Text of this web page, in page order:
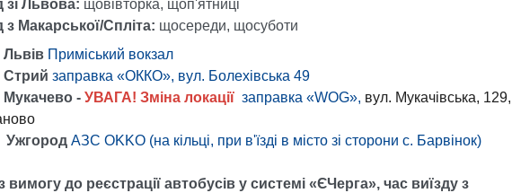
зі Львова: щовівторка, щоп'ятниці
з Макарської/Спліта: щосереди, щосуботи
Львів Приміський вокзал
Стрий заправка «ОККО», вул. Болехівська 49
Мукачево - УВАГА! Зміна локації заправка «WOG», вул. Мукачівська, 129,
Ужгород АЗС OKKO (на кільці, при в'їзді в місто зі сторони с. Барвінок)
вимогу до реєстрації автобусів у системі «ЄЧерга», час виїзду з